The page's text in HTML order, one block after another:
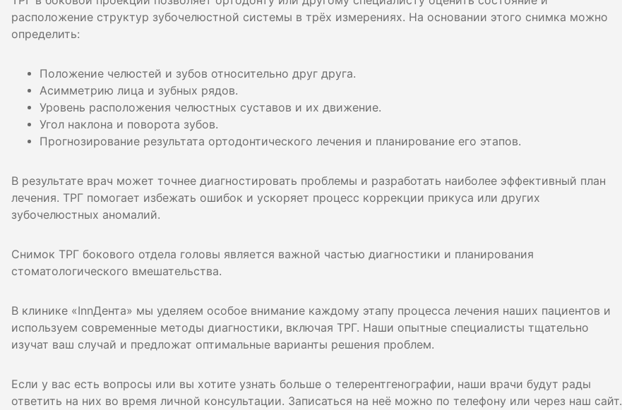
расположение структур зубочелюстной системы в трёх измерениях. На основании этого снимка можно
определить:
Положение челюстей и зубов относительно друг друга.
Асимметрию лица и зубных рядов.
Уровень расположения челюстных суставов и их движение.
Угол наклона и поворота зубов.
Прогнозирование результата ортодонтического лечения и планирование его этапов.
В результате врач может точнее диагностировать проблемы и разработать наиболее эффективный план
лечения. ТРГ помогает избежать ошибок и ускоряет процесс коррекции прикуса или других
зубочелюстных аномалий.
Снимок ТРГ бокового отдела головы является важной частью диагностики и планирования
стоматологического вмешательства.
В клинике «InnДента» мы уделяем особое внимание каждому этапу процесса лечения наших пациентов и
используем современные методы диагностики, включая ТРГ. Наши опытные специалисты тщательно
изучат ваш случай и предложат оптимальные варианты решения проблем.
Если у вас есть вопросы или вы хотите узнать больше о телерентгенографии, наши врачи будут рады
ответить на них во время личной консультации. Записаться на неё можно по телефону или через наш сайт.